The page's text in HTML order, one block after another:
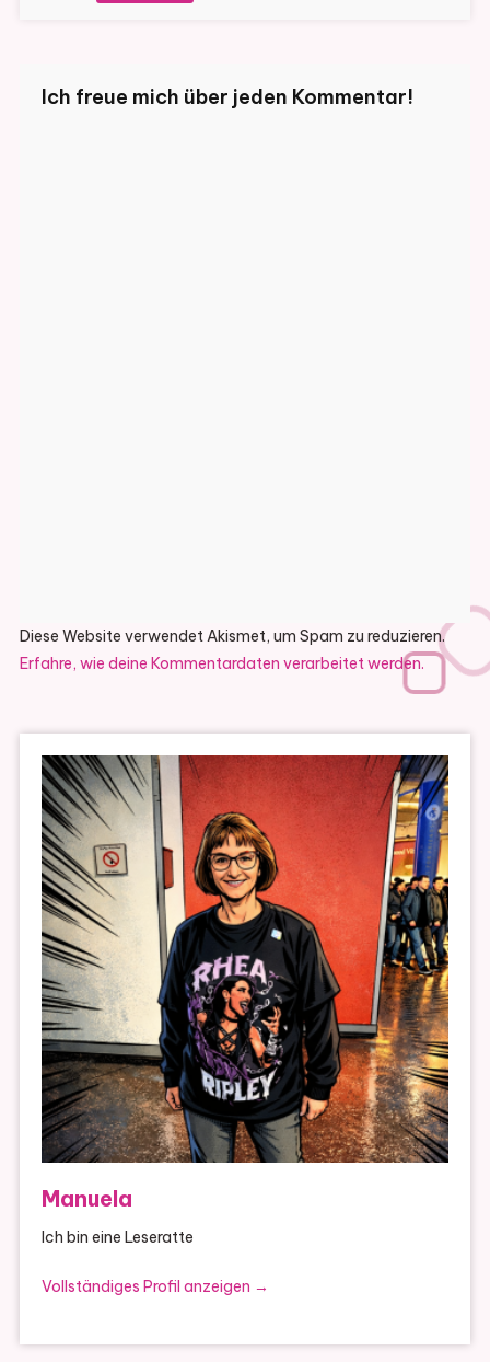
Ich freue mich über jeden Kommentar!
Diese Website verwendet Akismet, um Spam zu reduzieren.
Erfahre, wie deine Kommentardaten verarbeitet werden.
Manuela
Ich bin eine Leseratte
Vollständiges Profil anzeigen →